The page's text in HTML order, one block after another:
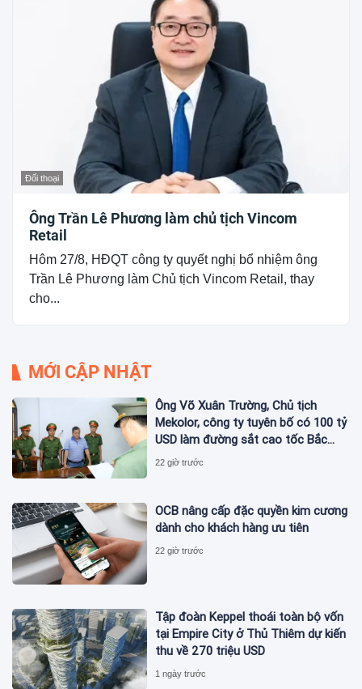
Đối thoại
Ông Trần Lê Phương làm chủ tịch Vincom
Retail
Hôm 27/8, HĐQT công ty quyết nghị bổ nhiệm ông
Trần Lê Phương làm Chủ tịch Vincom Retail, thay
cho...
MỚI CẬP NHẬT
Ông Võ Xuân Trường, Chủ tịch
Mekolor, công ty tuyên bố có 100 tỷ
USD làm đường sắt cao tốc Bắc
Nam bị bắt
22 giờ trước
OCB nâng cấp đặc quyền kim cương
dành cho khách hàng ưu tiên
22 giờ trước
Tập đoàn Keppel thoái toàn bộ vốn
tại Empire City ở Thủ Thiêm dự kiến
thu về 270 triệu USD
1 ngày trước